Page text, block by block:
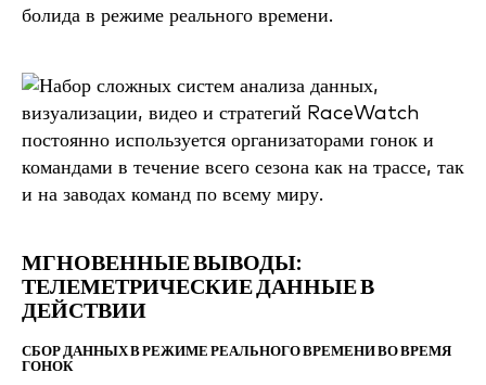
болида в режиме реального времени.
МГНОВЕННЫЕ ВЫВОДЫ:
ТЕЛЕМЕТРИЧЕСКИЕ ДАННЫЕ В
ДЕЙСТВИИ
СБОР ДАННЫХ В РЕЖИМЕ РЕАЛЬНОГО ВРЕМЕНИ ВО ВРЕМЯ
ГОНОК